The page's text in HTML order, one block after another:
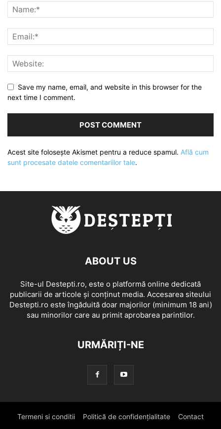
Save my name, email, and website in this browser for the
next time I comment.
Acest site folosește Akismet pentru a reduce spamul. Află cum
sunt procesate datele comentariilor tale.
ABOUT US
Site-ul Destepti.ro, este o platformă online dedicată
publicarii de articole și conținut media. Accesarea siteului
Destepti.ro este îngăduită doar majorilor (minimum 18 ani)
sau minorilor care au primit aprobarea parintilor.
URMĂRIȚI-NE
Termeni si conditii Politică de confidențialitate Contact